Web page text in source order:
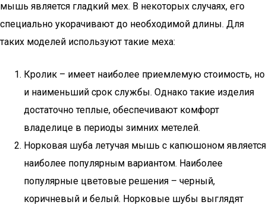
мышь является гладкий мех. В некоторых случаях, его
специально укорачивают до необходимой длины. Для
таких моделей используют такие меха:
Кролик – имеет наиболее приемлемую стоимость, но
и наименьший срок службы. Однако такие изделия
достаточно теплые, обеспечивают комфорт
владелице в периоды зимних метелей.
Норковая шуба летучая мышь с капюшоном является
наиболее популярным вариантом. Наиболее
популярные цветовые решения – черный,
коричневый и белый. Норковые шубы выглядят